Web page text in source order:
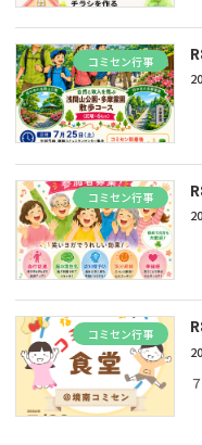
コミセン行事
コミセン行事
コミセン行事